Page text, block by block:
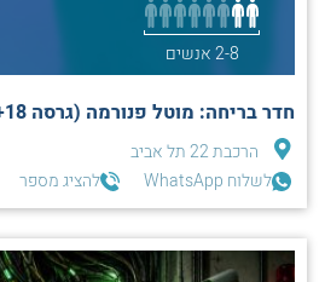
2-8 אנשים
חדר בריחה: מוטל פנורמה (גרסה 18+) |תל אביב|
הרכבת 22 תל אביב
לשלוח WhatsApp
להציג מספר